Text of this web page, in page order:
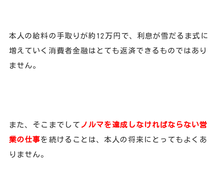
本人の給料の手取りが約12万円で、利息が雪だるま式に
増えていく消費者金融はとても返済できるものではあり
ません。
また、そこまでして ノルマを達成しなければならない営
業の仕事を続けることは、本人の将来にとってもよくあ
りません。